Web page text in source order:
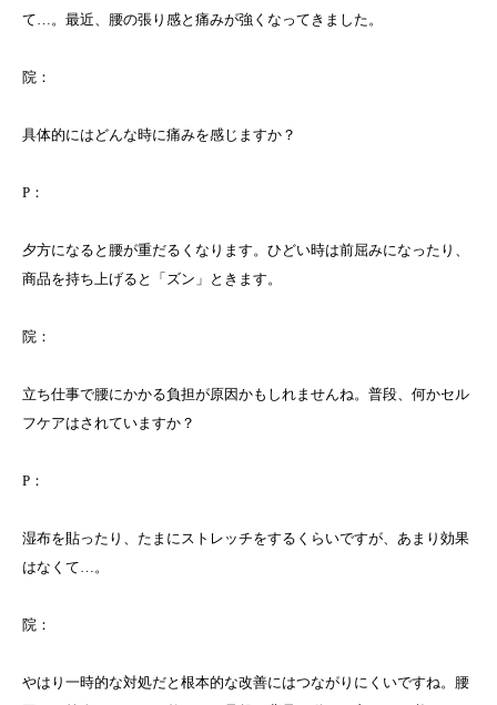
て…。最近、腰の張り感と痛みが強くなってきました。
院：
具体的にはどんな時に痛みを感じますか？
P：
夕方になると腰が重だるくなります。ひどい時は前屈みになったり、
商品を持ち上げると「ズン」ときます。
院：
立ち仕事で腰にかかる負担が原因かもしれませんね。普段、何かセル
フケアはされていますか？
P：
湿布を貼ったり、たまにストレッチをするくらいですが、あまり効果
はなくて…。
院：
やはり一時的な対処だと根本的な改善にはつながりにくいですね。腰